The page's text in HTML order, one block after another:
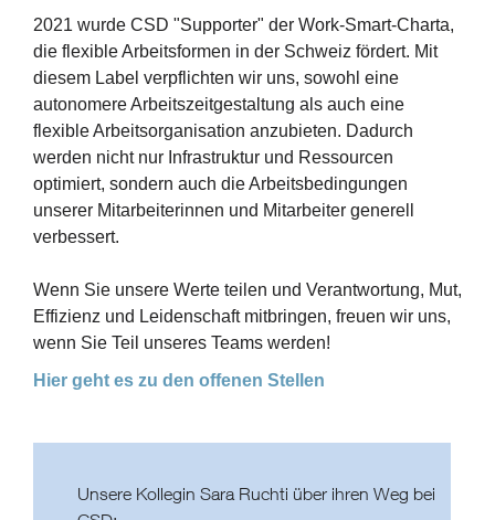
2021 wurde CSD "Supporter" der Work-Smart-Charta,
die flexible Arbeitsformen in der Schweiz fördert. Mit
diesem Label verpflichten wir uns, sowohl eine
autonomere Arbeitszeitgestaltung als auch eine
flexible Arbeitsorganisation anzubieten. Dadurch
werden nicht nur Infrastruktur und Ressourcen
optimiert, sondern auch die Arbeitsbedingungen
unserer Mitarbeiterinnen und Mitarbeiter generell
verbessert.
Wenn Sie unsere Werte teilen und Verantwortung, Mut,
Effizienz und Leidenschaft mitbringen, freuen wir uns,
wenn Sie Teil unseres Teams werden!
Hier geht es zu den offenen Stellen
Unsere Kollegin Sara Ruchti über ihren Weg bei